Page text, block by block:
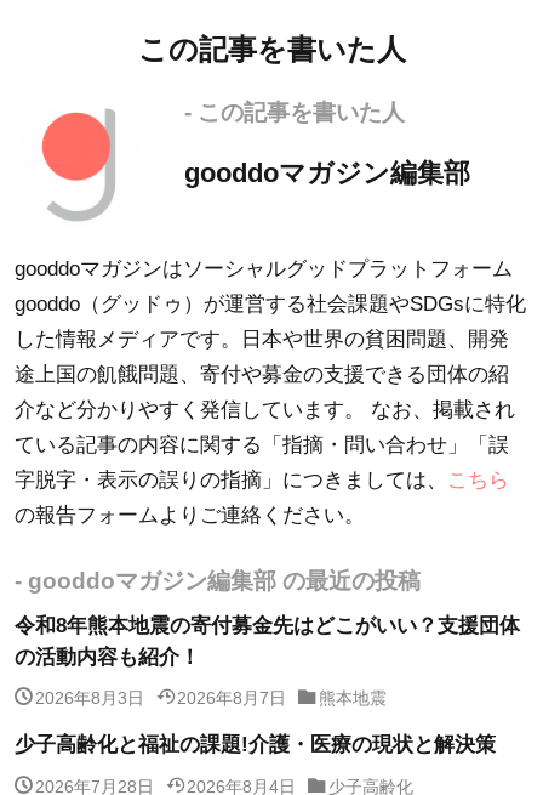
この記事を書いた人
- この記事を書いた人
gooddoマガジン編集部
gooddoマガジンはソーシャルグッドプラットフォーム
gooddo（グッドゥ）が運営する社会課題やSDGsに特化
した情報メディアです。日本や世界の貧困問題、開発
途上国の飢餓問題、寄付や募金の支援できる団体の紹
介など分かりやすく発信しています。 なお、掲載され
ている記事の内容に関する「指摘・問い合わせ」「誤
字脱字・表示の誤りの指摘」につきましては、
こちら
の報告フォームよりご連絡ください。
- gooddoマガジン編集部 の最近の投稿
令和8年熊本地震の寄付募金先はどこがいい？支援団体
の活動内容も紹介！
2026年8月3日 2026年8月7日 熊本地震
少子高齢化と福祉の課題!介護・医療の現状と解決策
2026年7月28日 2026年8月4日 少子高齢化